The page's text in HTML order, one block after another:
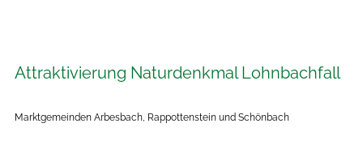
Attraktivierung Naturdenkmal Lohnbachfall
Marktgemeinden Arbesbach, Rappottenstein und Schönbach